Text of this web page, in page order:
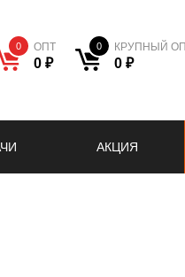
0 ОПТ
0 ₽
0 КРУПНЫЙ
0 ₽
АКЦИЯ